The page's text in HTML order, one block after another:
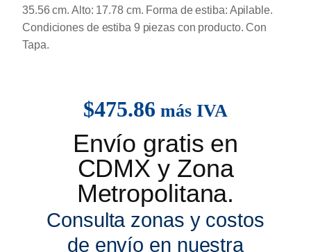
35.56 cm. Alto: 17.78 cm. Forma de estiba: Apilable.
Condiciones de estiba 9 piezas con producto. Con
Tapa.
$475.86 más IVA
Envío gratis en
CDMX y Zona
Metropolitana.
Consulta zonas y costos
de envío en nuestra